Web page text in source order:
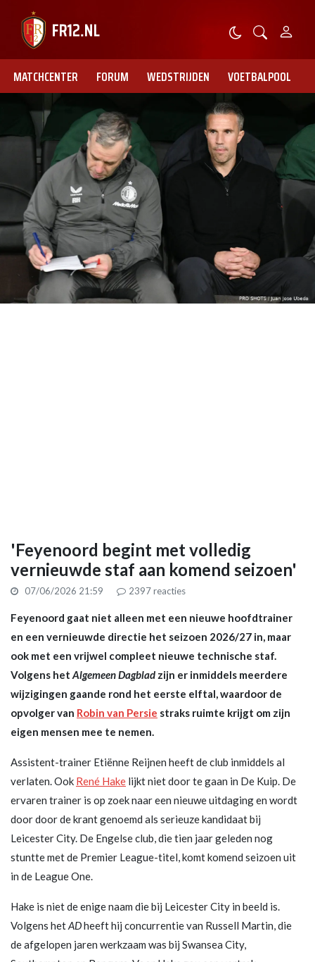
MATCHCENTER FORUM WEDSTRIJDEN VOETBALPOOL
'Feyenoord begint met volledig
vernieuwde staf aan komend seizoen'
07/06/2026 21:59 2397reacties
Feyenoord gaat niet alleen met een nieuwe hoofdtrainer
en een vernieuwde directie het seizoen 2026/27 in, maar
ook met een vrijwel compleet nieuwe technische staf.
Volgens het Algemeen Dagblad zijn er inmiddels meerdere
wijzigingen gaande rond het eerste elftal, waardoor de
opvolger van Robin van Persie straks ruimte krijgt om zijn
eigen mensen mee te nemen.
Assistent-trainer Etiënne Reijnen heeft de club inmiddels al
verlaten. Ook René Hake lijkt niet door te gaan in De Kuip. De
ervaren trainer is op zoek naar een nieuwe uitdaging en wordt
door door de krant genoemd als serieuze kandidaat bij
Leicester City. De Engelse club, die tien jaar geleden nog
stuntte met de Premier League-titel, komt komend seizoen uit
in de League One.
Hake is niet de enige naam die bij Leicester City in beeld is.
Volgens hetADheeft hij concurrentie van Russell Martin, die
de afgelopen jaren werkzaam was bij Swansea City,